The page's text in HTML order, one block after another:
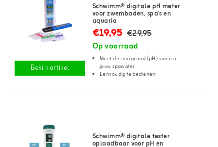
Bekijk artikel
Schwimm® digitale pH meter
voor zwembaden, spa's en
aquaria
€19,95 €29,95
Op voorraad
Meet de zuurgraad (pH) van o.a.
jouw spawater
Eenvoudig te bedienen
Schwimm® digitale tester
oplaadbaar voor pH en